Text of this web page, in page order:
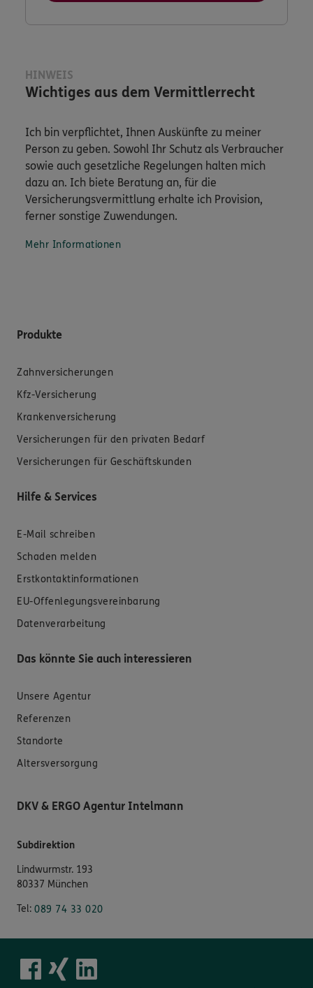
HINWEIS
Wichtiges aus dem Vermittlerrecht
Ich bin verpflichtet, Ihnen Auskünfte zu meiner
Person zu geben. Sowohl Ihr Schutz als Verbraucher
sowie auch gesetzliche Regelungen halten mich
dazu an. Ich biete Beratung an, für die
Versicherungsvermittlung erhalte ich Provision,
ferner sonstige Zuwendungen.
Mehr Informationen
Produkte
Zahnversicherungen
Kfz-Versicherung
Krankenversicherung
Versicherungen für den privaten Bedarf
Versicherungen für Geschäftskunden
Hilfe & Services
E-Mail schreiben
Schaden melden
Erstkontaktinformationen
EU-Offenlegungsvereinbarung
Datenverarbeitung
Das könnte Sie auch interessieren
Unsere Agentur
Referenzen
Standorte
Altersversorgung
DKV & ERGO Agentur Intelmann
Subdirektion
Lindwurmstr. 193
80337 München
Tel: 089 74 33 020